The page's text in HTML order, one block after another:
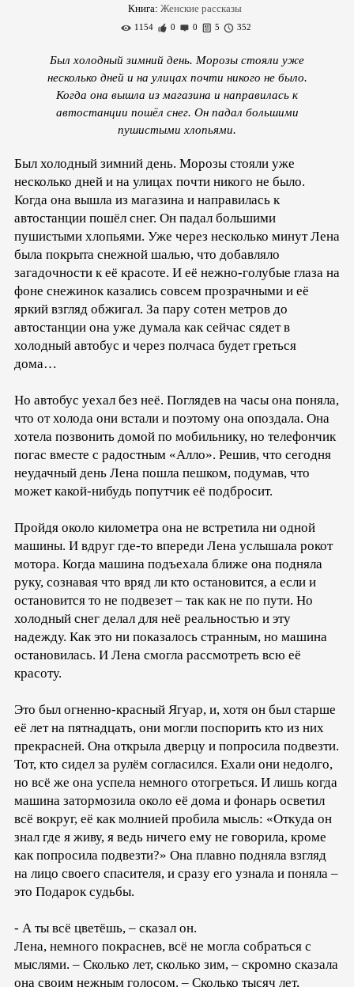
Книга: Женские рассказы
1154 0 0 5 352
Был холодный зимний день. Морозы стояли уже
несколько дней и на улицах почти никого не было.
Когда она вышла из магазина и направилась к
автостанции пошёл снег. Он падал большими
пушистыми хлопьями.
Был холодный зимний день. Морозы стояли уже
несколько дней и на улицах почти никого не было.
Когда она вышла из магазина и направилась к
автостанции пошёл снег. Он падал большими
пушистыми хлопьями. Уже через несколько минут Лена
была покрыта снежной шалью, что добавляло
загадочности к её красоте. И её нежно-голубые глаза на
фоне снежинок казались совсем прозрачными и её
яркий взгляд обжигал. За пару сотен метров до
автостанции она уже думала как сейчас сядет в
холодный автобус и через полчаса будет греться
дома…
Но автобус уехал без неё. Поглядев на часы она поняла,
что от холода они встали и поэтому она опоздала. Она
хотела позвонить домой по мобильнику, но телефончик
погас вместе с радостным «Алло». Решив, что сегодня
неудачный день Лена пошла пешком, подумав, что
может какой-нибудь попутчик её подбросит.
Пройдя около километра она не встретила ни одной
машины. И вдруг где-то впереди Лена услышала рокот
мотора. Когда машина подъехала ближе она подняла
руку, сознавая что вряд ли кто остановится, а если и
остановится то не подвезет – так как не по пути. Но
холодный снег делал для неё реальностью и эту
надежду. Как это ни показалось странным, но машина
остановилась. И Лена смогла рассмотреть всю её
красоту.
Это был огненно-красный Ягуар, и, хотя он был старше
её лет на пятнадцать, они могли поспорить кто из них
прекрасней. Она открыла дверцу и попросила подвезти.
Тот, кто сидел за рулём согласился. Ехали они недолго,
но всё же она успела немного отогреться. И лишь когда
машина затормозила около её дома и фонарь осветил
всё вокруг, её как молнией пробила мысль: «Откуда он
знал где я живу, я ведь ничего ему не говорила, кроме
как попросила подвезти?» Она плавно подняла взгляд
на лицо своего спасителя, и сразу его узнала и поняла –
это Подарок судьбы.
- А ты всё цветёшь, – сказал он.
Лена, немного покраснев, всё не могла собраться с
мыслями. – Сколько лет, сколько зим, – скромно сказала
она своим нежным голосом. – Сколько тысяч лет,